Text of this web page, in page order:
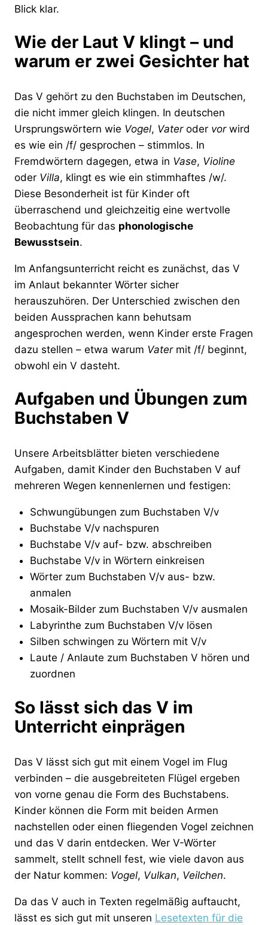
Blick klar.
Wie der Laut V klingt – und
warum er zwei Gesichter hat
Das V gehört zu den Buchstaben im Deutschen,
die nicht immer gleich klingen. In deutschen
Ursprungswörtern wie Vogel, Vateroder vorwird
es wie ein /f/ gesprochen – stimmlos. In
Fremdwörtern dagegen, etwa in Vase, Violine
oder Villa, klingt es wie ein stimmhaftes /w/.
Diese Besonderheit ist für Kinder oft
überraschend und gleichzeitig eine wertvolle
Beobachtung für das phonologische
Bewusstsein.
Im Anfangsunterricht reicht es zunächst, das V
im Anlaut bekannter Wörter sicher
herauszuhören. Der Unterschied zwischen den
beiden Aussprachen kann behutsam
angesprochen werden, wenn Kinder erste Fragen
dazu stellen – etwa warum Vatermit /f/ beginnt,
obwohl ein V dasteht.
Aufgaben und Übungen zum
Buchstaben V
Unsere Arbeitsblätter bieten verschiedene
Aufgaben, damit Kinder den Buchstaben V auf
mehreren Wegen kennenlernen und festigen:
Schwungübungen zum Buchstaben V/v
Buchstabe V/v nachspuren
Buchstabe V/v auf- bzw. abschreiben
Buchstabe V/v in Wörtern einkreisen
Wörter zum Buchstaben V/v aus- bzw.
anmalen
Mosaik-Bilder zum Buchstaben V/v ausmalen
Labyrinthe zum Buchstaben V/v lösen
Silben schwingen zu Wörtern mit V/v
Laute / Anlaute zum Buchstaben V hören und
zuordnen
So lässt sich das V im
Unterricht einprägen
Das V lässt sich gut mit einem Vogel im Flug
verbinden – die ausgebreiteten Flügel ergeben
von vorne genau die Form des Buchstabens.
Kinder können die Form mit beiden Armen
nachstellen oder einen fliegenden Vogel zeichnen
und das V darin entdecken. Wer V-Wörter
sammelt, stellt schnell fest, wie viele davon aus
der Natur kommen: Vogel, Vulkan, Veilchen.
Da das V auch in Texten regelmäßig auftaucht,
lässt es sich gut mit unseren Lesetexten für die